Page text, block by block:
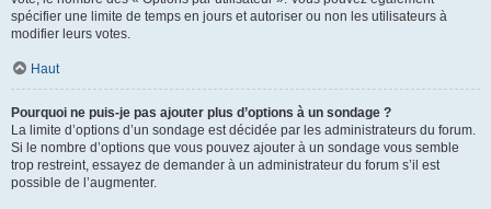
spécifier une limite de temps en jours et autoriser ou non les utilisateurs à
modifier leurs votes.
Haut
Pourquoi ne puis-je pas ajouter plus d’options à un sondage ?
La limite d’options d’un sondage est décidée par les administrateurs du forum.
Si le nombre d’options que vous pouvez ajouter à un sondage vous semble
trop restreint, essayez de demander à un administrateur du forum s’il est
possible de l’augmenter.